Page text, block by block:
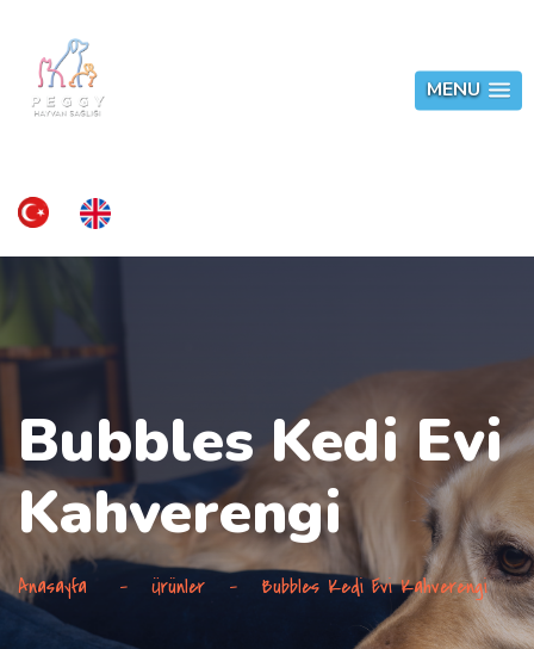
MENU
Bubbles Kedi Evi
Kahverengi
Anasayfa - Ürünler - Bubbles Kedi Evi Kahverengi